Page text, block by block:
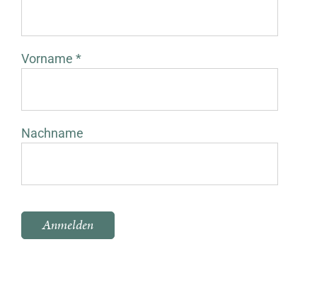
Vorname *
Nachname
Bitte lasse dieses Feld leer.